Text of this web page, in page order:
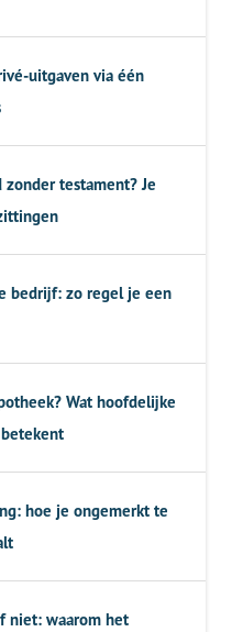
uitgaven via één
zonder testament? Je
bedrijf: zo regel je een
Wat hoofdelijke
hoe je ongemerkt te
niet: waarom het